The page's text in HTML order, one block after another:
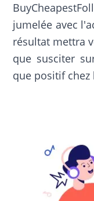
jumelée avec
résultat mettra
que susciter
que positif chez